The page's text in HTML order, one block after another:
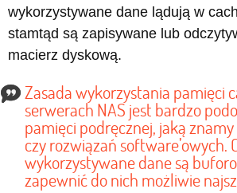
wykorzystywane dane lądują w
stamtąd są zapisywane lub
macierz dyskową.
Zasada wykorzystania pamięci
serwerach NAS jest bardzo
pamięci podręcznej, jaką
czy rozwiązań software’owych.
wykorzystywane dane są
zapewnić do nich możliwie